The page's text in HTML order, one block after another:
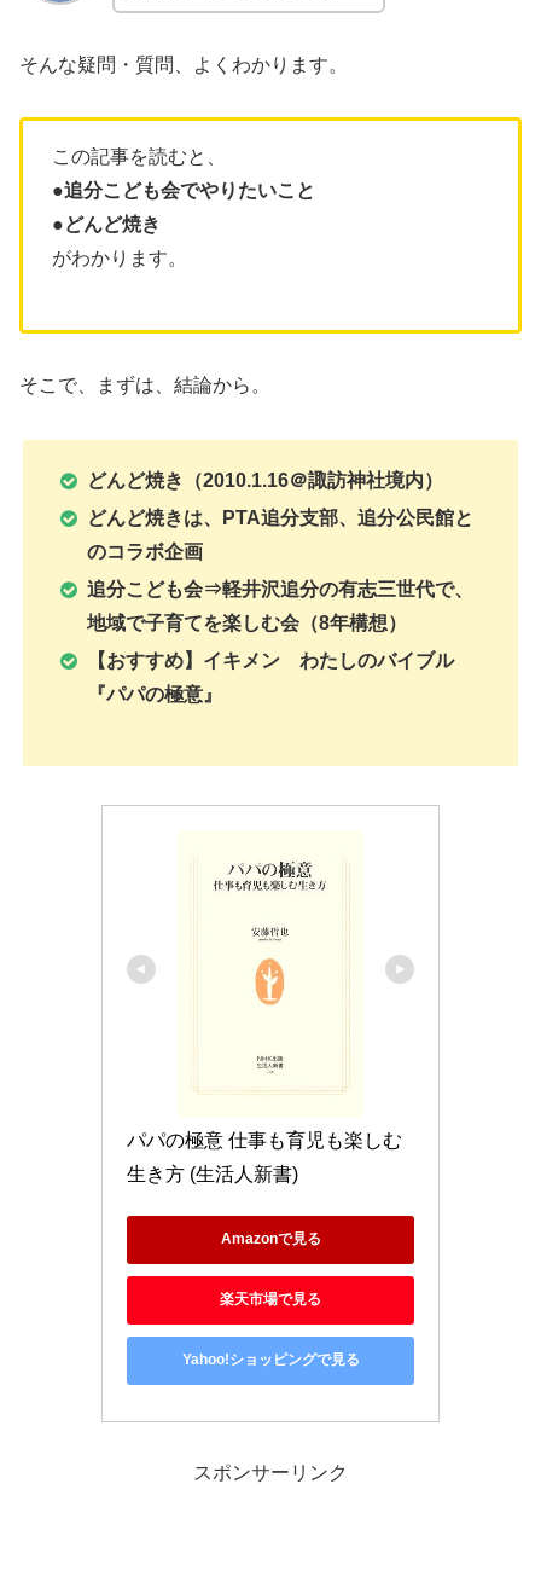
そんな疑問・質問、よくわかります。
この記事を読むと、
●追分こども会でやりたいこと
●どんど焼き
がわかります。
そこで、まずは、結論から。
どんど焼き
（2010.1.16＠諏訪神社境内）
どんど焼きは、PTA追分支部、追分公民館と
のコラボ企画
追分こども会⇒軽井沢追分の有志三世代で、
地域で子育てを楽しむ会（8年構想）
【おすすめ】イキメン わたしのバイブル
『パパの極意』
パパの極意 仕事も育児も楽しむ
生き方 (生活人新書)
Amazonで見る
楽天市場で見る
Yahoo!ショッピングで見る
スポンサーリンク